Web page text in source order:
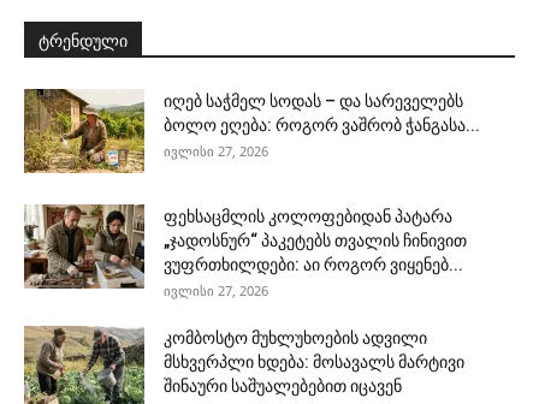
ტრენდული
იღებ საჭმელ სოდას – და სარეველებს
ბოლო ეღება: როგორ ვაშრობ ჭანგასა...
ივლისი 27, 2026
ფეხსაცმლის კოლოფებიდან პატარა
„ჯადოსნურ“ პაკეტებს თვალის ჩინივით
ვუფრთხილდები: აი როგორ ვიყენებ...
ივლისი 27, 2026
კომბოსტო მუხლუხოების ადვილი
მსხვერპლი ხდება: მოსავალს მარტივი
შინაური საშუალებებით იცავენ